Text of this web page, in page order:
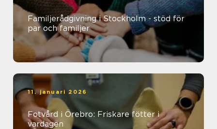
Familjerådgivning i Stockholm - stöd för
par och familjer
11. januari 2026
Fotvård i Örebro: Friskare fötter i
vardagen